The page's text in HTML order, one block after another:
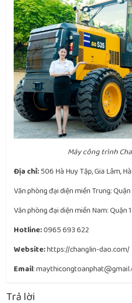
Máy công trình
Địa chỉ:506 Hà Huy Tập, Gia Lâm,
Văn phòng đại diện miền Trung:
Văn phòng đại diện miền Nam: Quận
Hotline:0965 693 622
Website:https://changlin-dao.com/
Email:
Trả lời